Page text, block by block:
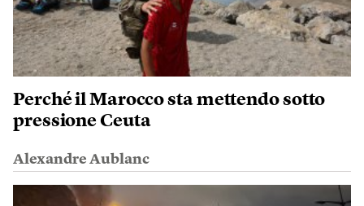
Perché il Marocco sta mettendo sotto
pressione Ceuta
Alexandre Aublanc